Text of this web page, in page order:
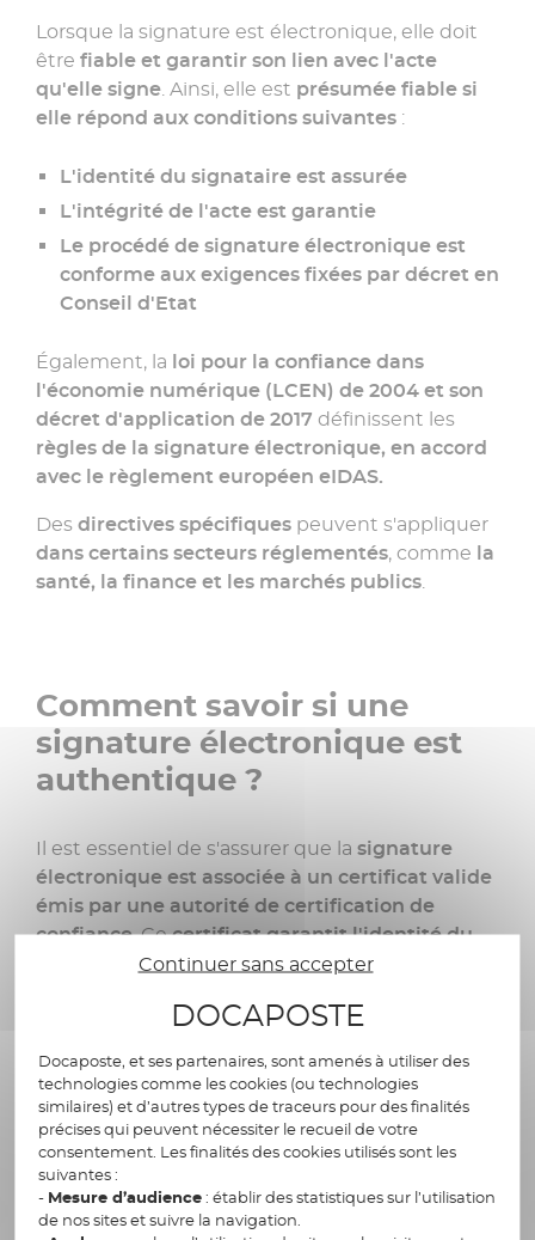
Lorsque la signature est électronique, elle doit
être fiable et garantir son lien avec l'acte
qu'elle signe. Ainsi, elle est présumée fiable si
elle répond aux conditions suivantes :
L'identité du signataire est assurée
L'intégrité de l'acte est garantie
Le procédé de signature électronique est
conforme aux exigences fixées par décret en
Conseil d'Etat
Également, la loi pour la confiance dans
l'économie numérique (LCEN) de 2004 et son
décret d'application de 2017 définissent les
règles de la signature électronique, en accord
avec le règlement européen eIDAS.
Des directives spécifiques peuvent s'appliquer
dans certains secteurs réglementés, comme la
santé, la finance et les marchés publics.
Comment savoir si une
signature électronique est
authentique ?
Il est essentiel de s'assurer que la signature
électronique est associée à un certificat valide
émis par une autorité de certification de
confiance. Cecertificat garantit l'identité du
signataire, ainsi que l'intégrité du document
temporelle de la signature électronique, c'est-
à-dire de s'assurer que lecertificat utilisé pour
signer le document était valide au moment de
la signature et que le document signé n’a pas
été modifié dans le temps.
déterminer avec une certaine assurance si une
Continuer sans accepter
DOCAPOSTE
Docaposte, et ses partenaires, sont amenés à utiliser des
technologies comme les cookies (ou technologies
similaires) et d’autres types de traceurs pour des finalités
précises qui peuvent nécessiter le recueil de votre
consentement. Les finalités des cookies utilisés sont les
suivantes :
- Mesure d’audience: établir des statistiques sur l’utilisation
de nos sites et suivre la navigation.